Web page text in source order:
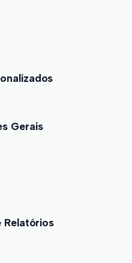
Gerais
Relatórios